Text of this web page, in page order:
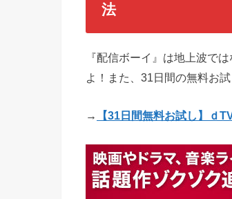
法
『配信ボーイ』は地上波では
よ！また、31日間の無料お
→ 【31日間無料お試し】ｄ